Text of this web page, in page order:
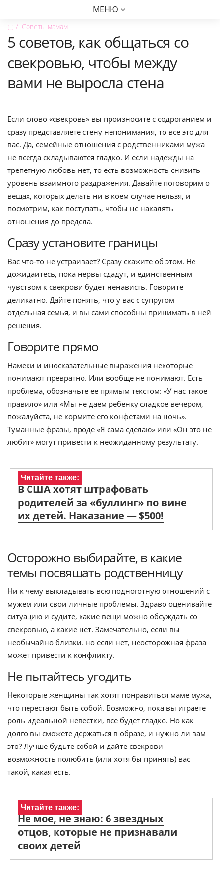
МЕНЮ
▢ Советы мамам
5 советов, как общаться со
свекровью, чтобы между
вами не выросла стена
Если слово «свекровь» вы произносите с содроганием и
сразу представляете стену непонимания, то все это для
вас. Да, семейные отношения с родственниками мужа
не всегда складываются гладко. И если надежды на
трепетную любовь нет, то есть возможность снизить
уровень взаимного раздражения. Давайте поговорим о
вещах, которых делать ни в коем случае нельзя, и
посмотрим, как поступать, чтобы не накалять
отношения до предела.
Сразу установите границы
Вас что-то не устраивает? Сразу скажите об этом. Не
дожидайтесь, пока нервы сдадут, и единственным
чувством к свекрови будет ненависть. Говорите
деликатно. Дайте понять, что у вас с супругом
отдельная семья, и вы сами способны принимать в ней
решения.
Говорите прямо
Намеки и иносказательные выражения некоторые
понимают превратно. Или вообще не понимают. Есть
проблема, обозначьте ее прямым текстом: «У нас такое
правило» или «Мы не даем ребенку сладкое вечером,
пожалуйста, не кормите его конфетами на ночь».
Туманные фразы, вроде «Я сама сделаю» или «Он это не
любит» могут привести к неожиданному результату.
Читайте также:
В США хотят штрафовать
родителей за «буллинг» по вине
их детей. Наказание — $500!
Осторожно выбирайте, в какие
темы посвящать родственницу
Ни к чему выкладывать всю подноготную отношений с
мужем или свои личные проблемы. Здраво оценивайте
ситуацию и судите, какие вещи можно обсуждать со
свекровью, а какие нет. Замечательно, если вы
необычайно близки, но если нет, неосторожная фраза
может привести к конфликту.
Не пытайтесь угодить
Некоторые женщины так хотят понравиться маме мужа,
что перестают быть собой. Возможно, пока вы играете
роль идеальной невестки, все будет гладко. Но как
долго вы сможете держаться в образе, и нужно ли вам
это? Лучше будьте собой и дайте свекрови
возможность полюбить (или хотя бы принять) вас
такой, какая есть.
Читайте также:
Не мое, не знаю: 6 звездных
отцов, которые не признавали
своих детей